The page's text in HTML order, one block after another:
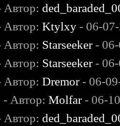
Автор:
Автор:Ktylxy - 06-
Автор: Starseeker- 06-
Автор: Starseeker- 06-
Автор:Dremor- 06-
- Автор:Molfar- 06-
Автор: